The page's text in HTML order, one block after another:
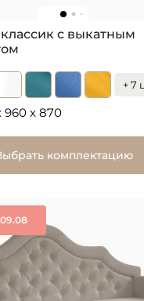
с выкатным
+ 7
960 x 870
комплектацию